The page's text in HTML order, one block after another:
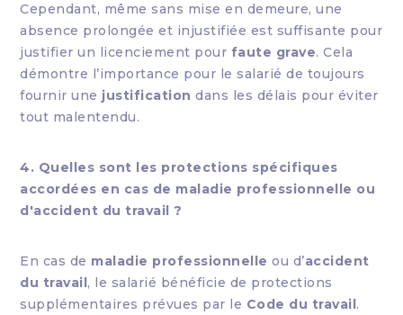
Cependant, même sans mise en demeure, une
absence prolongée et injustifiée est suffisante pour
justifier un licenciement pour faute grave. Cela
démontre l’importance pour le salarié de toujours
fournir une justification dans les délais pour éviter
tout malentendu.
4. Quelles sont les protections spécifiques
accordées en cas de maladie professionnelle ou
d'accident du travail ?
En cas de maladie professionnelle ou d’accident
du travail, le salarié bénéficie de protections
supplémentaires prévues par le Code du travail.